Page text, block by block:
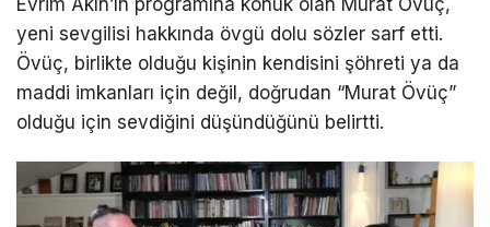
Evrim Akın’ın programına konuk olan Murat Övüç,
yeni sevgilisi hakkında övgü dolu sözler sarf etti.
Övüç, birlikte olduğu kişinin kendisini şöhreti ya da
maddi imkanları için değil, doğrudan “Murat Övüç”
olduğu için sevdiğini düşündüğünü belirtti.